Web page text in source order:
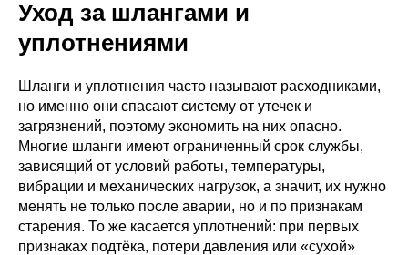
Уход за шлангами и
уплотнениями
Шланги и уплотнения часто называют расходниками,
но именно они спасают систему от утечек и
загрязнений, поэтому экономить на них опасно.
Многие шланги имеют ограниченный срок службы,
зависящий от условий работы, температуры,
вибрации и механических нагрузок, а значит, их нужно
менять не только после аварии, но и по признакам
старения. То же касается уплотнений: при первых
признаках подтёка, потери давления или «сухой»